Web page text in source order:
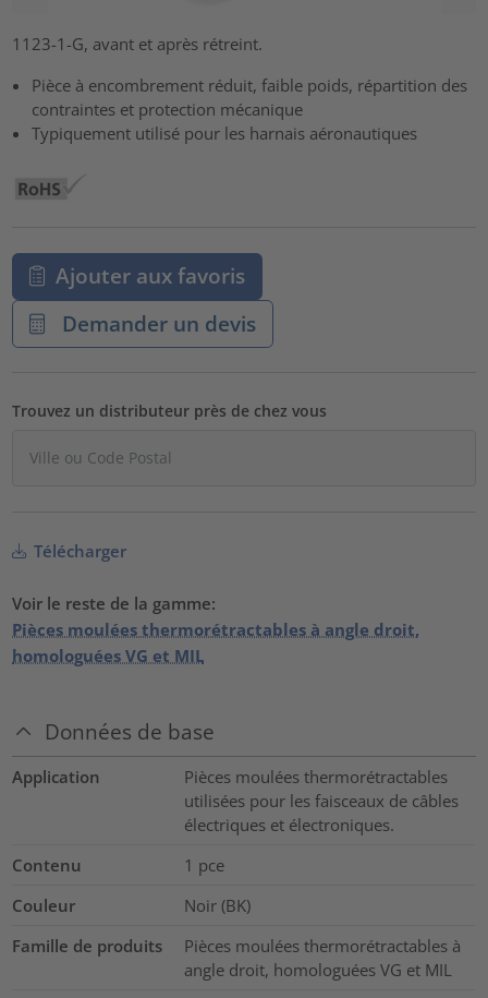
1123-1-G, avant et après rétreint.
Pièce à encombrement réduit, faible poids, répartition des
contraintes et protection mécanique
Typiquement utilisé pour les harnais aéronautiques
Ajouter aux favoris
Demander un devis
Trouvez un distributeur près de chez vous
Télécharger
Voir le reste de la gamme:
Pièces moulées thermorétractables à angle droit,
homologuées VG et MIL
Données de base
Application
Pièces moulées thermorétractables
utilisées pour les faisceaux de câbles
électriques et électroniques.
Contenu
1 pce
Couleur
Noir (BK)
Famille de produits
Pièces moulées thermorétractables à
angle droit, homologuées VG et MIL